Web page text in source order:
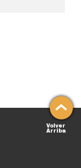
Volver
Arriba